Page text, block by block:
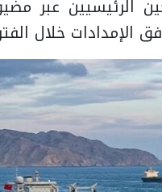
الرئيسيين عبر
الإمدادات خلال